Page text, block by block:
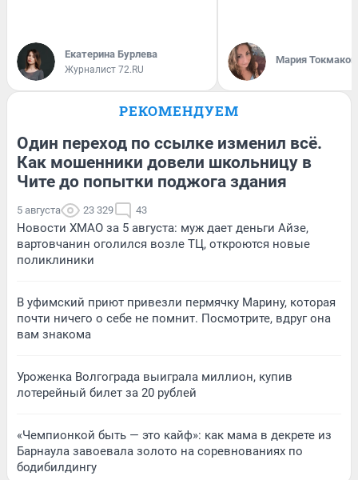
Екатерина Бурлева
Журналист 72.RU
Мария
РЕКОМЕНДУЕМ
Один переход по ссылке изменил всё.
Как мошенники довели школьницу в
Чите до попытки поджога здания
5 августа 23 329 43
Новости ХМАО за 5 августа: муж дает деньги Айзе,
вартовчанин оголился возле ТЦ, откроются новые
поликлиники
В уфимский приют привезли пермячку Марину, которая
почти ничего о себе не помнит. Посмотрите, вдруг она
вам знакома
Уроженка Волгограда выиграла миллион, купив
лотерейный билет за 20 рублей
«Чемпионкой быть — это кайф»: как мама в декрете из
Барнаула завоевала золото на соревнованиях по
бодибилдингу